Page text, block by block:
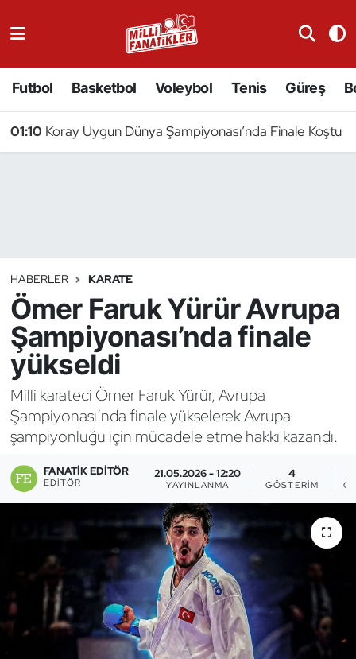
Futbol Basketbol Voleybol Tenis Güreş
01:10 Koray Uygun Dünya Şampiyonası’nda Finale Koştu
HABERLER KARATE
Ömer Faruk Yürür Avrupa
Şampiyonası’nda finale
yükseldi
Milli karateci Ömer Faruk Yürür, Avrupa
Şampiyonası’nda finale yükselerek Avrupa
şampiyonluğu için mücadele etme hakkı kazandı.
FANATIK EDITÖR
EDITÖR
21.05.2026 - 12:20
YAYINLANMA
4
GÖSTERIM
Badminton
Binicilik
Bisiklet
Bocce Bowling Dart
Boks
Briç
Buz Hokeyi
Buz Pateni
Çim Hokeyi
Cimnastik